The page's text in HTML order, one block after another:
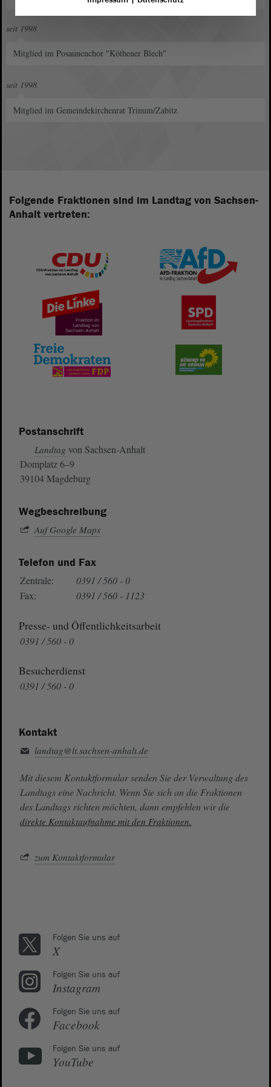
seit 1998
Mitglied im Posaunenchor "Köthener Blech"
seit 1998
Mitglied im Gemeindekirchenrat Trinum/Zabitz
Folgende Fraktionen sind im Landtag von Sachsen-
Anhalt vertreten:
Postanschrift
Landtag von Sachsen-Anhalt
Domplatz 6–9
39104 Magdeburg
Wegbeschreibung
Auf Google Maps
Telefon und Fax
Zentrale:
0391 / 560 - 0
Fax:
0391 / 560 - 1123
Presse- und Öffentlichkeitsarbeit
0391 / 560 - 0
Besucherdienst
0391 / 560 - 0
Kontakt
landtag@lt.sachsen-anhalt.de
Mit diesem Kontaktformular senden Sie der Verwaltung des
Landtags eine Nachricht. Wenn Sie sich an die Fraktionen
des Landtags richten möchten, dann empfehlen wir die
direkte Kontaktaufnahme mit den Fraktionen.
zum Kontaktformular
Folgen Sie uns auf
X
Folgen Sie uns auf
Instagram
Folgen Sie uns auf
Facebook
Folgen Sie uns auf
YouTube